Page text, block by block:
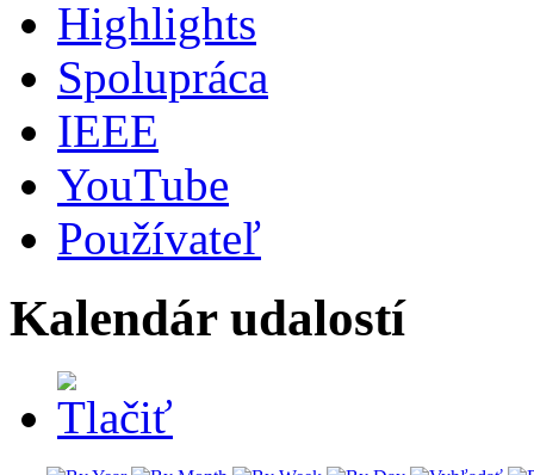
Highlights
Spolupráca
IEEE
YouTube
Používateľ
Kalendár udalostí